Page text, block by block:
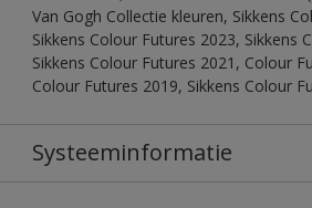
Van Gogh Collectie kleuren, Sikkens
Sikkens Colour Futures 2023, Sikkens
Sikkens Colour Futures 2021, Colour
Colour Futures 2019, Sikkens Colour
Systeeminformatie